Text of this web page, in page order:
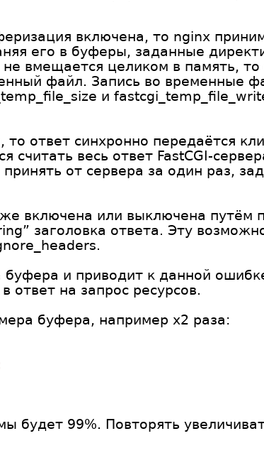
включена, то nginx
его в буферы, заданные
вмещается целиком в память,
файл. Запись во временные
и
ответ синхронно передаётся
считать весь ответ FastCGI-
от сервера за один раз,
включена или выключена путём
заголовка ответа. Эту
буфера и приводит к данной
в ответ на запрос ресурсов.
буфера, например x2 раза:
будет 99%. Повторять